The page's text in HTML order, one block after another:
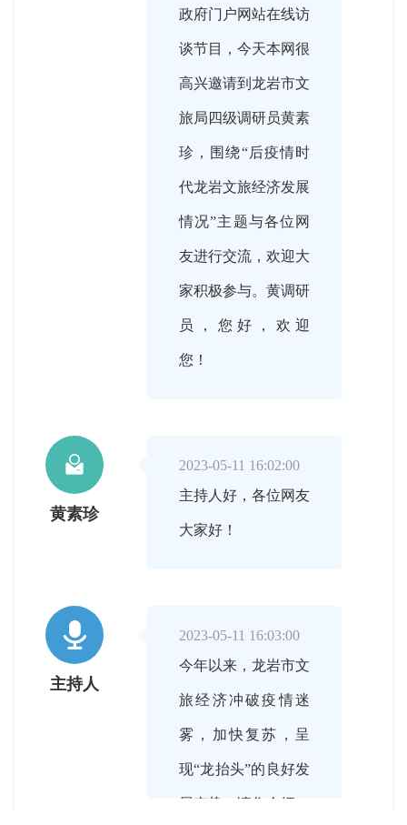
政府门户网站在线访
谈节目，今天本网很
高兴邀请到龙岩市文
旅局四级调研员黄素
珍，围绕“后疫情时
代龙岩文旅经济发展
情况”主题与各位网
友进行交流，欢迎大
家积极参与。黄调研
员，您好，欢迎
您！

黄素珍
2023-05-11 16:02:00
主持人好，各位网友
大家好！

主持人
2023-05-11 16:03:00
今年以来，龙岩市文
旅经济冲破疫情迷
雾，加快复苏，呈
现“龙抬头”的良好发
展态势。请您介绍一